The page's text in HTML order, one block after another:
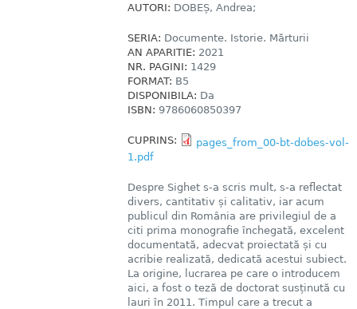
AUTORI: DOBEȘ, Andrea;
SERIA: Documente. Istorie. Mărturii
AN APARITIE: 2021
NR. PAGINI: 1429
FORMAT: B5
DISPONIBILA: Da
ISBN: 9786060850397
CUPRINS:
pages_from_00-bt-dobes-vol-
1.pdf
Despre Sighet s-a scris mult, s-a reflectat
divers, cantitativ și calitativ, iar acum
publicul din România are privilegiul de a
citi prima monografie închegată, excelent
documentată, adecvat proiectată și cu
acribie realizată, dedicată acestui subiect.
La origine, lucrarea pe care o introducem
aici, a fost o teză de doctorat susținută cu
lauri în 2011. Timpul care a trecut a